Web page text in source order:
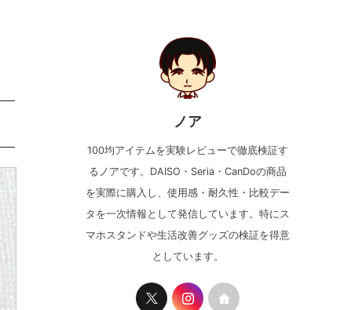
ノア
100均アイテムを実験レビューで徹底検証す
るノアです。DAISO・Seria・CanDoの商品
を実際に購入し、使用感・耐久性・比較デー
タを一次情報として発信しています。特にス
マホスタンドや生活改善グッズの検証を得意
としています。